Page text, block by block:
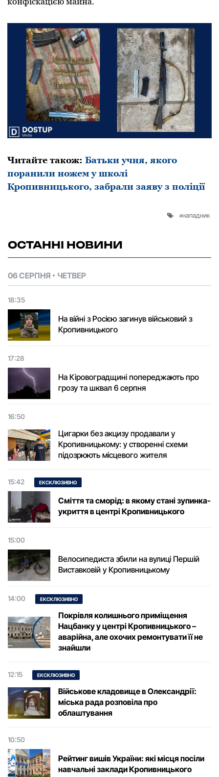
Читайте також: Батьки учня, якого
поранили ножем у школі
Кропивницького, забрали заяву з поліції
нападник
ОСТАННІ НОВИНИ
06 СЕРПНЯ ЧЕТВЕР
18:35
На війні з Росією загинув військовий з
Кропивницького
17:28
На Кіровоградщині попереджають про
грозу та шквал 6 серпня
16:50
Цигарки без акцизу продавали у
Кропивницькому: у створенні схеми
підозрюють місцевого жителя
15:42 ЕКСКЛЮЗИВНО
Сміття та сморід: в якому стані зупинка-
укриття в центрі Кропивницького
15:00
Велосипедиста збили на вулиці Першій
Виставковій у Кропивницькому
14:00 ЕКСКЛЮЗИВНО
Покрівля колишнього приміщення
Нацбанку у центрі Кропивницького –
аварійна, але охочих ремонтувати її не
знайшли
12:15 ЕКСКЛЮЗИВНО
Військове кладовище в Олександрії:
міська рада розповіла про
облаштування
10:50
Рейтинг вишів України: які місця посіли
навчальні заклади Кропивницького